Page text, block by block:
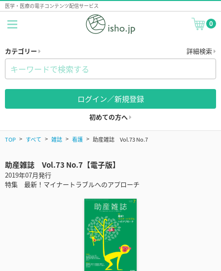
医学・医療の電子コンテンツ配信サービス
0
カテゴリー 詳細検索
ログイン／新規登録
初めての方へ
TOP すべて 雑誌 看護 助産雑誌 Vol.73 No.7
助産雑誌 Vol.73 No.7【電子版】
2019年07月発行
特集 最新！マイナートラブルへのアプローチ